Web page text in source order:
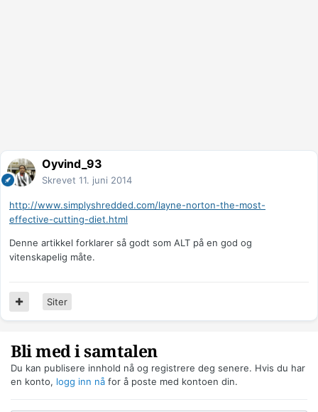
Oyvind_93
Skrevet 11. juni 2014
http://www.simplyshredded.com/layne-norton-the-most-
effective-cutting-diet.html
Denne artikkel forklarer så godt som ALT på en god og
vitenskapelig måte.
Siter
Bli med i samtalen
Du kan publisere innhold nå og registrere deg senere. Hvis du har
en konto, logg inn nå for å poste med kontoen din.